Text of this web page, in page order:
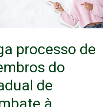
processo de
do
de
à